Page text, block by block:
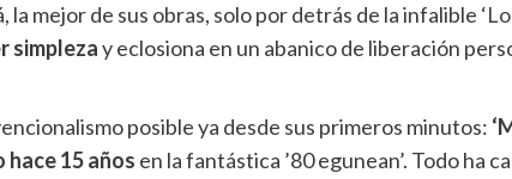
la mejor de sus obras, solo por detrás de la infalible
simplezay eclosiona en un abanico de liberación
posible ya desde sus primeros minutos:
15 años en la fantástica ’80 egunean’. Todo ha